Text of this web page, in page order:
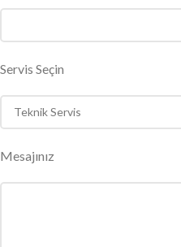
Servis Seçin
Mesajınız